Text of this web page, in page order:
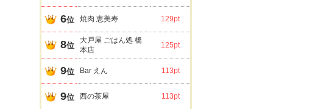
6位 焼肉 恵美寿 129pt
8位
大戸屋 ごはん処 橋
本店
125pt
9位 Bar えん 113pt
9位 西の茶屋 113pt